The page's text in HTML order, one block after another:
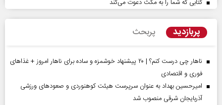
کتابی که شما را به مکث دعوت می‌کند
پربازدید پربحث
ناهار چی درست کنم؟ | ۲۰ پیشنهاد خوشمزه و ساده برای ناهار امروز + غذاهای
فوری و اقتصادی
امیرحسین بهداد به عنوان سرپرست هیئت کوهنوردی و صعودهای ورزشی
آذربایجان شرقی منصوب شد